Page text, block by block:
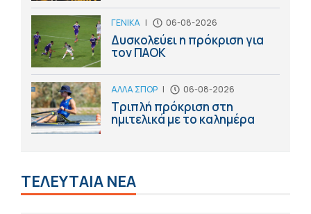
ΓΕΝΙΚΑ | 06-08-2026
Δυσκολεύει η πρόκριση για
τον ΠΑΟΚ
ΑΛΛΑ ΣΠΟΡ | 06-08-2026
Τριπλή πρόκριση στη
ημιτελικά με το καλημέρα
ΤΕΛΕΥΤΑΙΑ ΝΕΑ